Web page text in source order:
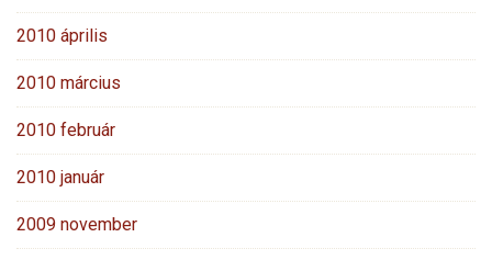
2010 április
2010 március
2010 február
2010 január
2009 november